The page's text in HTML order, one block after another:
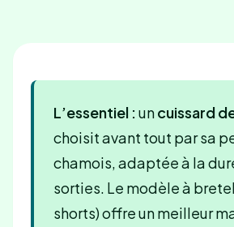
L’essentiel :uncuissard
choisit avant tout par sa
chamois, adaptée à la
sorties. Le modèle à
shorts) offre un meilleur